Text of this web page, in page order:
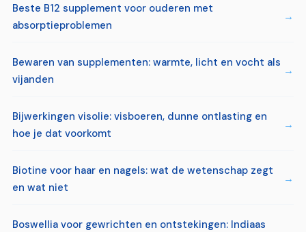
Beste B12 supplement voor ouderen met
absorptieproblemen
Bewaren van supplementen: warmte, licht en vocht als
vijanden
Bijwerkingen visolie: visboeren, dunne ontlasting en
hoe je dat voorkomt
Biotine voor haar en nagels: wat de wetenschap zegt
en wat niet
Boswellia voor gewrichten en ontstekingen: Indiaas